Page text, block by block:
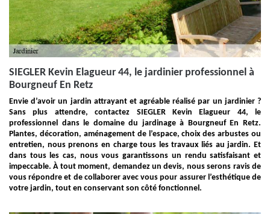
SIEGLER Kevin Elagueur 44, le jardinier professionnel à
Bourgneuf En Retz
Envie d’avoir un jardin attrayant et agréable réalisé par un jardinier ?
Sans plus attendre, contactez SIEGLER Kevin Elagueur 44, le
professionnel dans le domaine du jardinage à Bourgneuf En Retz.
Plantes, décoration, aménagement de l’espace, choix des arbustes ou
entretien, nous prenons en charge tous les travaux liés au jardin. Et
dans tous les cas, nous vous garantissons un rendu satisfaisant et
impeccable. À tout moment, demandez un devis, nous serons ravis de
vous répondre et de collaborer avec vous pour assurer l’esthétique de
votre jardin, tout en conservant son côté fonctionnel.